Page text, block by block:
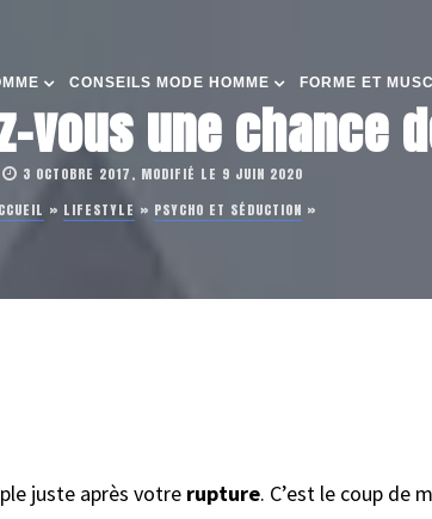
CONSEILS MODE HOMME FORME ET
vous une chance
3 OCTOBRE 2017, MODIFIÉ LE 9 JUIN 2020
» LIFESTYLE » PSYCHO ET SÉDUCTION »
juste après votre rupture. C’est le coup de